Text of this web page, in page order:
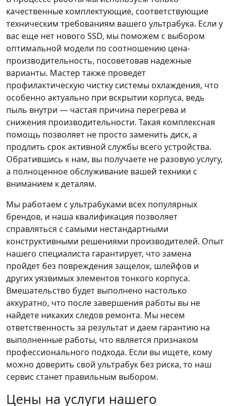
качественные комплектующие, соответствующие
техническим требованиям вашего ультрабука. Если у
вас еще нет нового SSD, мы поможем с выбором
оптимальной модели по соотношению цена-
производительность, посоветовав надежные
варианты. Мастер также проведет
профилактическую чистку системы охлаждения, что
особенно актуально при вскрытии корпуса, ведь
пыль внутри — частая причина перегрева и
снижения производительности. Такая комплексная
помощь позволяет не просто заменить диск, а
продлить срок активной службы всего устройства.
Обратившись к нам, вы получаете не разовую услугу,
а полноценное обслуживание вашей техники с
вниманием к деталям.
Мы работаем с ультрабуками всех популярных
брендов, и наша квалификация позволяет
справляться с самыми нестандартными
конструктивными решениями производителей. Опыт
нашего специалиста гарантирует, что замена
пройдет без повреждения защелок, шлейфов и
других уязвимых элементов тонкого корпуса.
Вмешательство будет выполнено настолько
аккуратно, что после завершения работы вы не
найдете никаких следов ремонта. Мы несем
ответственность за результат и даем гарантию на
выполненные работы, что является признаком
профессионального подхода. Если вы ищете, кому
можно доверить свой ультрабук без риска, то наш
сервис станет правильным выбором.
Цены на услуги нашего